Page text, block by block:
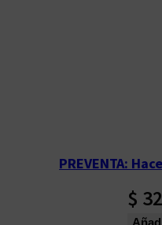
PREVENTA:
$